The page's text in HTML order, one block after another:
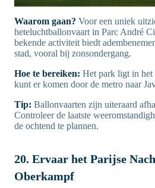
Waarom gaan? Voor een uniek
heteluchtballonvaart in Parc André
bekende activiteit biedt
stad, vooral bij zonsondergang.
Hoe te bereiken: Het park ligt in het
kunt er komen door de metro naar
Tip: Ballonvaarten zijn uiteraard
Controleer de laatste
de ochtend te plannen.
20. Ervaar het Parijse
Oberkampf